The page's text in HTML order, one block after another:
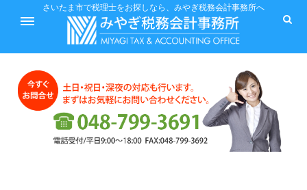
さいたま市で税理士をお探しなら、みやぎ税務会計事務所へ
ホーム
サービス